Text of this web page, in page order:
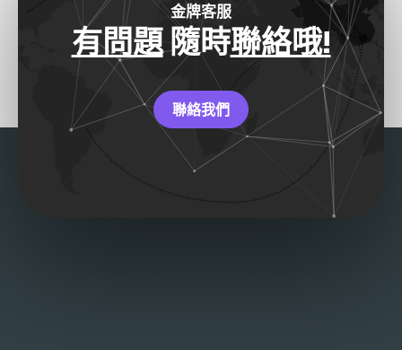
金牌客服
有問題隨時聯絡哦!
聯絡我們